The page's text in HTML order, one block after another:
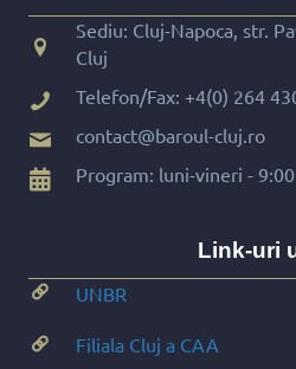
Sediu: Cluj-Napoca, str.
Cluj
Telefon/Fax: +4(0) 264
contact@baroul-cluj.ro
Program: luni-vineri -
Link-uri
UNBR
Filiala Cluj a CAA